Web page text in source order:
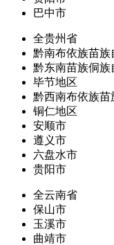
巴中市
全贵州省
黔南布依族苗族
黔东南苗族侗族
毕节地区
黔西南布依族苗
铜仁地区
安顺市
遵义市
六盘水市
贵阳市
全云南省
保山市
玉溪市
曲靖市